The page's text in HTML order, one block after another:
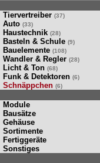
Tiervertreiber (37)
Auto (33)
Haustechnik (28)
Basteln & Schule (9)
Bauelemente (108)
Wandler & Regler (28)
Licht & Ton (68)
Funk & Detektoren (6)
Schnäppchen (6)
Module
Bausätze
Gehäuse
Sortimente
Fertiggeräte
Sonstiges